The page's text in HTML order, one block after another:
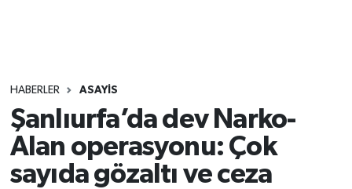
HABERLER ASAYİS
Şanlıurfa’da dev Narko-
Alan operasyonu: Çok
sayıda gözaltı ve ceza
Gündem
Kültür
Tüm Manşetler
Son Dakika Haberleri